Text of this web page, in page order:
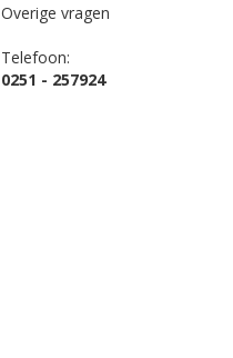
Overige vragen
Telefoon:
0251 - 257924